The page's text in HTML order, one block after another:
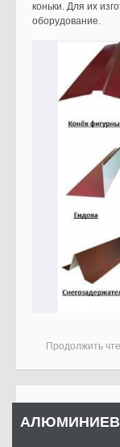
коньки. Для их
оборудование.
Продолжить